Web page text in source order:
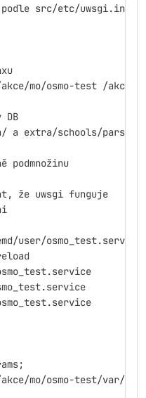
src/etc/
mo/osmo-test /akce/
a extra/schools/
podmnožinu
že uwsgi funguje
user/osmo_test.service
akce/mo/osmo-test/var/